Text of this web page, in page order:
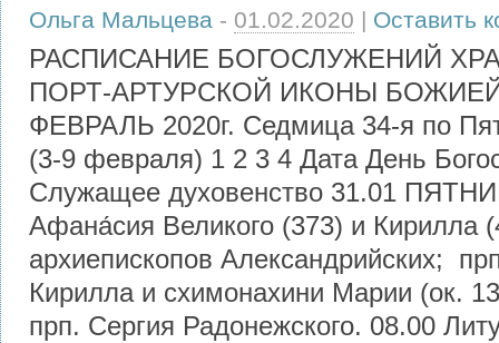
Ольга Мальцева - 01.02.2020 | Оставить
РАСПИСАНИЕ БОГОСЛУЖЕНИЙ
ПОРТ-АРТУРСКОЙ ИКОНЫ
ФЕВРАЛЬ 2020г. Седмица 34-я по
(3-9 февраля) 1 2 3 4 Дата День
Служащее духовенство 31.01
Афана́сия Великого (373) и Кирилла
архиепископов Александрийских;
Кирилла и схимонахини Марии (ок.
прп. Сергия Радонежского. 08.00